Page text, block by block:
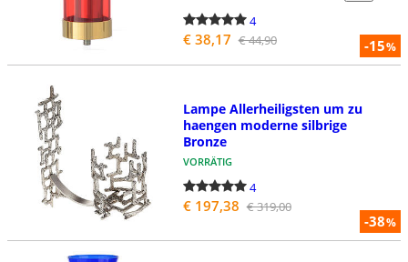
-15%
4
€ 38,17 € 44,90
-38%
Lampe Allerheiligsten um zu
haengen moderne silbrige
Bronze
VORRÄTIG
4
€ 197,38 € 319,00